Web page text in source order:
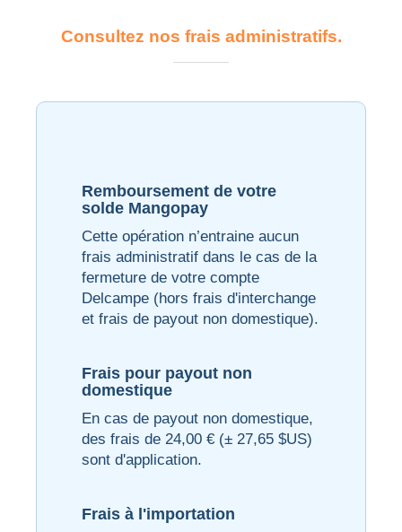
Consultez nos frais administratifs.
Remboursement de votre
solde Mangopay
Cette opération n’entraine aucun
frais administratif dans le cas de la
fermeture de votre compte
Delcampe (hors frais d'interchange
et frais de payout non domestique).
Frais pour payout non
domestique
En cas de payout non domestique,
des frais de 24,00 € (± 27,65 $US)
sont d'application.
Frais à l'importation